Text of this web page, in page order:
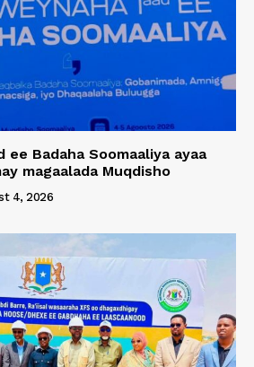
ee Badaha Soomaaliya ayaa
magaalada Muqdisho
4, 2026